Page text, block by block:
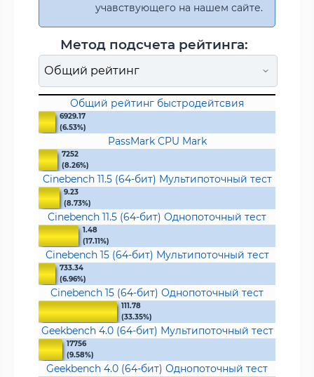
учавствующего на нашем сайте.
Метод подсчета рейтинга:
Общий рейтинг быстродейтсвия
6929.17
(6.53%)
PassMark CPU Mark
7252
(8.26%)
Cinebench 11.5 (64-бит) Мультипоточный тест
9.23
(8.73%)
Cinebench 11.5 (64-бит) Однопоточный тест
1.48
(17.11%)
Cinebench 15 (64-бит) Мультипоточный тест
733.34
(6.96%)
Cinebench 15 (64-бит) Однопоточный тест
111.78
(33.35%)
Geekbench 4.0 (64-бит) Мультипоточный тест
17756
(9.58%)
Geekbench 4.0 (64-бит) Однопоточный тест